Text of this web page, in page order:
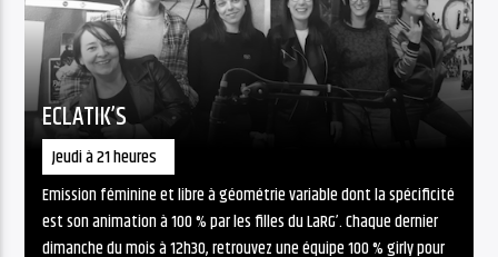
ECLATIK’S
Jeudi à 21 heures
Emission féminine et libre à géométrie variable dont la spécificité
est son animation à 100 % par les filles du LaRG’. Chaque dernier
dimanche du mois à 12h30, retrouvez une équipe 100 % girly pour